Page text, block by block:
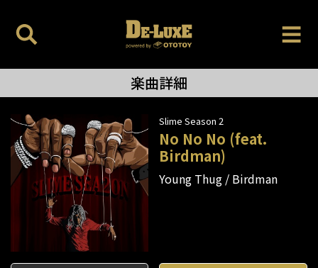
楽曲詳細
Slime Season 2
No No No (feat.
Birdman)
Young Thug Birdman